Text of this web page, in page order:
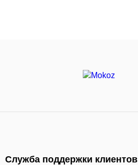
Служба поддержки клиентов